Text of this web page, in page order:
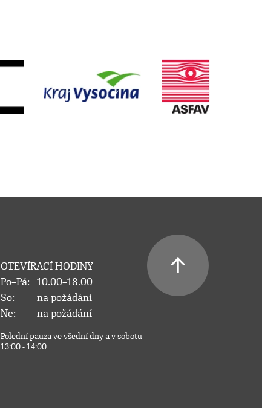
OTEVÍRACÍ HODINY
Po–Pá:
10.00–18.00
So:
na požádání
Ne:
na požádání
Polední pauza ve všední dny a v sobotu
13:00 - 14:00.